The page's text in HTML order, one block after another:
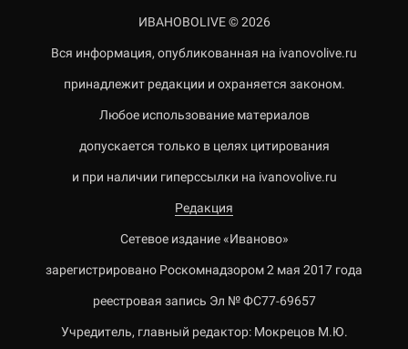
ИВАНОВОLIVE © 2026
Вся информация, опубликованная на ivanovolive.ru
принадлежит редакции и охраняется законом.
Любое использование материалов
допускается только в целях цитирования
и при наличии гиперссылки на ivanovolive.ru
Редакция
Сетевое издание «Иваново»
зарегистрировано Роскомнадзором 2 мая 2017 года
реестровая запись Эл № ФС77-69657
Учредитель, главный редактор: Мокрецов М.Ю.